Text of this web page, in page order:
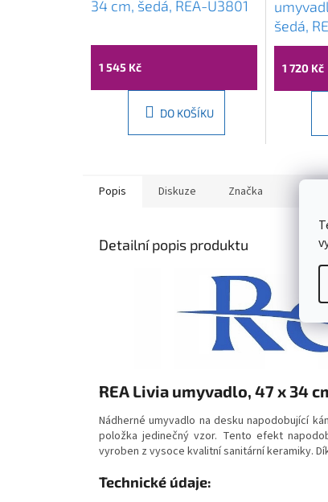
34 cm, šedá, REA-U3801
1 545 Kč
DO KOŠÍKU
šedá,
1 720 Kč
Popis Diskuze Značka
Detailní popis produktu
REA Livia umyvadlo, 47 x 34
Nádherné umyvadlo na desku napodobující
položka jedinečný vzor. Tento efekt
vyroben z vysoce kvalitní sanitární keramiky.
Technické údaje: